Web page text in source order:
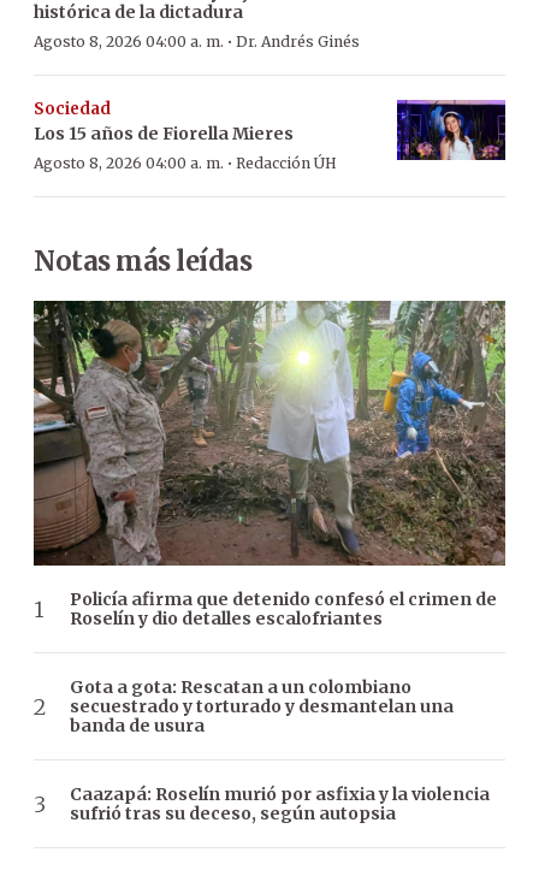
histórica de la dictadura
Agosto 8, 2026 04:00 a. m. · Dr. Andrés Ginés
Sociedad
Los 15 años de Fiorella Mieres
Agosto 8, 2026 04:00 a. m. · Redacción ÚH
Notas más leídas
Policía afirma que detenido confesó el crimen de
Roselín y dio detalles escalofriantes
Gota a gota: Rescatan a un colombiano
secuestrado y torturado y desmantelan una
banda de usura
Caazapá: Roselín murió por asfixia y la violencia
sufrió tras su deceso, según autopsia